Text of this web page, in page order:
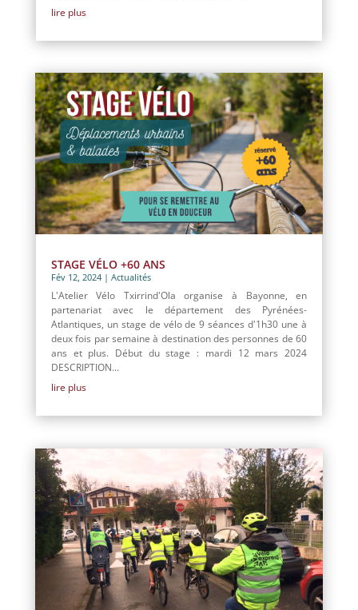
lire plus
STAGE VÉLO +60 ANS
Fév 12, 2024| Actualités
L'Atelier Vélo Txirrind'Ola organise à Bayonne, en
partenariat avec le département des Pyrénées-
Atlantiques, un stage de vélo de 9 séances d'1h30 une à
deux fois par semaine à destination des personnes de 60
ans et plus. Début du stage : mardi 12 mars 2024
DESCRIPTION...
lire plus